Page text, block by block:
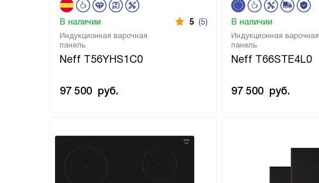
Индукционная варочная
панель
Neff T56YHS1C0
В наличии 5 (5)
97 500 руб.
Индукционная варочная
панель
Neff T66STE4L0
В наличии
97 500 руб.